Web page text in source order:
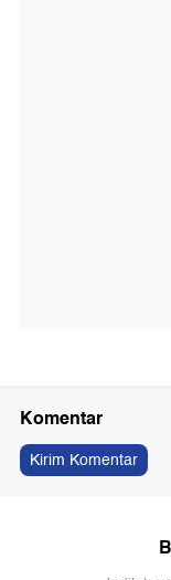
Komentar
Kirim Komentar